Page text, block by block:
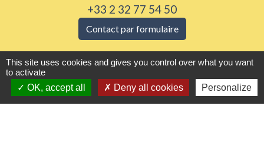
+33 2 32 77 54 50
Contact par formulaire
Horaires d'ouverture
Du lundi au vendredi de 8h30 à 12h et 13h30 à
17h30
This site uses cookies and gives you control over what you want
to activate
OK, accept all
Deny all cookies Personalize